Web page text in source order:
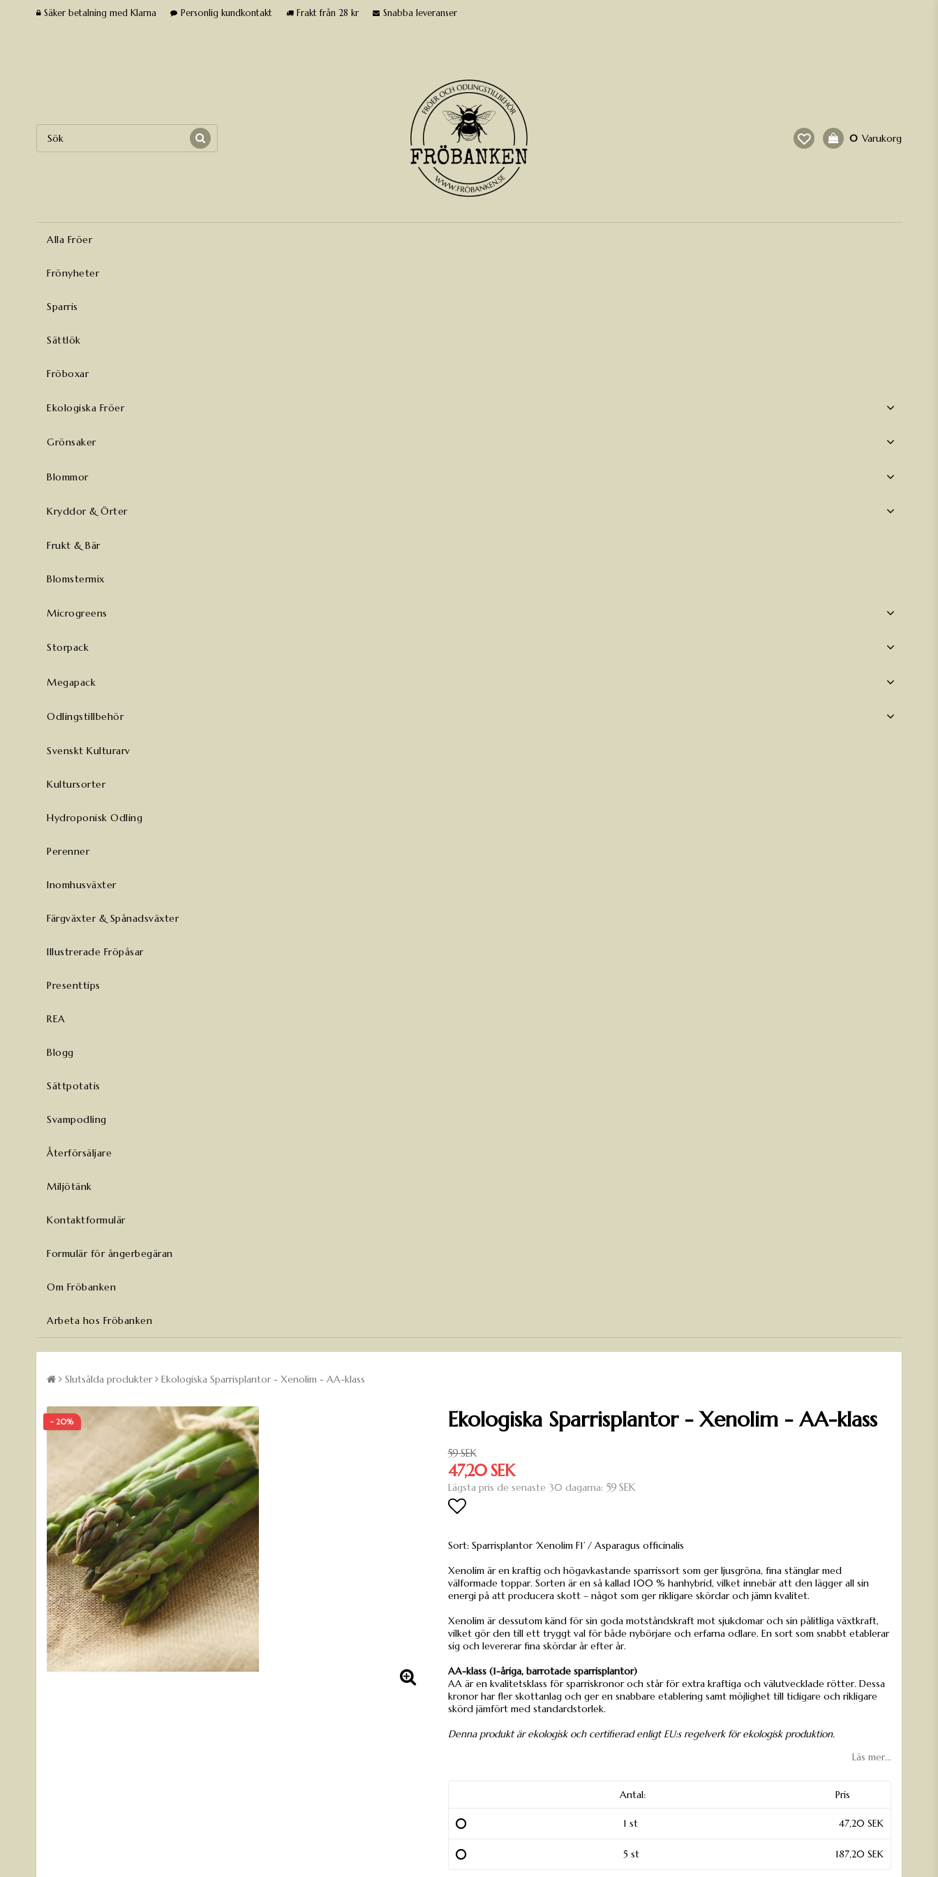
Säker betalning med Klarna Personlig kundkontakt Frakt från 28 kr Snabba leveranser
0 Varukorg
Alla Fröer
Frönyheter
Sparris
Sättlök
Fröboxar
Ekologiska Fröer
Grönsaker
Blommor
Kryddor & Örter
Frukt & Bär
Blomstermix
Microgreens
Storpack
Megapack
Odlingstillbehör
Svenskt Kulturarv
Kultursorter
Hydroponisk Odling
Perenner
Inomhusväxter
Färgväxter & Spånadsväxter
Illustrerade Fröpåsar
Presenttips
REA
Blogg
Sättpotatis
Svampodling
Återförsäljare
Miljötänk
Kontaktformulär
Formulär för ångerbegäran
Om Fröbanken
Arbeta hos Fröbanken
Slutsålda produkter Ekologiska Sparrisplantor - Xenolim - AA-klass
- 20% Ekologiska Sparrisplantor - Xenolim - AA-klass
59 SEK
47,20 SEK
Lägsta pris de senaste 30 dagarna 59 SEK
Sort: Sparrisplantor ‘Xenolim F1’ / Asparagus officinalis
Xenolim är en kraftig och högavkastande sparrissort som ger ljusgröna, fina stänglar med
välformade toppar. Sorten är en så kallad 100 % hanhybrid, vilket innebär att den lägger all sin
energi på att producera skott – något som ger rikligare skördar och jämn kvalitet.
Xenolim är dessutom känd för sin goda motståndskraft mot sjukdomar och sin pålitliga växtkraft,
vilket gör den till ett tryggt val för både nybörjare och erfarna odlare. En sort som snabbt etablerar
sig och levererar fina skördar år efter år.
AA-klass (1-åriga, barrotade sparrisplantor)
AA är en kvalitetsklass för sparriskronor och står för extra kraftiga och välutvecklade rötter. Dessa
kronor har fler skottanlag och ger en snabbare etablering samt möjlighet till tidigare och rikligare
skörd jämfört med standardstorlek.
Denna produkt är ekologisk och certifierad enligt EU:s regelverk för ekologisk produktion.
Läs mer...
Antal: Pris
1 st 47,20 SEK
5 st 187,20 SEK